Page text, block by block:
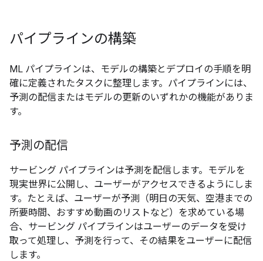
パイプラインの構築
ML パイプラインは、モデルの構築とデプロイの手順を明
確に定義されたタスクに整理します。パイプラインには、
予測の配信またはモデルの更新のいずれかの機能がありま
す。
予測の配信
サービング パイプラインは予測を配信します。モデルを
現実世界に公開し、ユーザーがアクセスできるようにしま
す。たとえば、ユーザーが予測（明日の天気、空港までの
所要時間、おすすめ動画のリストなど）を求めている場
合、サービング パイプラインはユーザーのデータを受け
取って処理し、予測を行って、その結果をユーザーに配信
します。